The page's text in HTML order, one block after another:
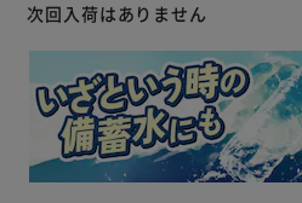
次回入荷はありません